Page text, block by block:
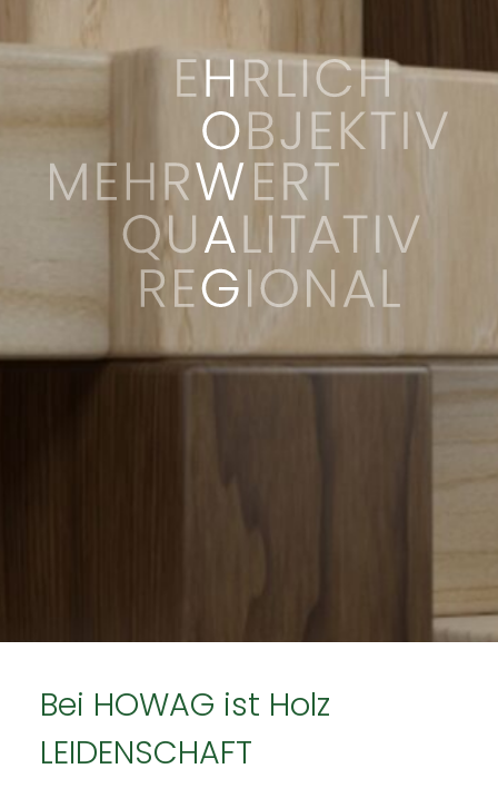
Bei HOWAG ist Holz
LEIDENSCHAFT